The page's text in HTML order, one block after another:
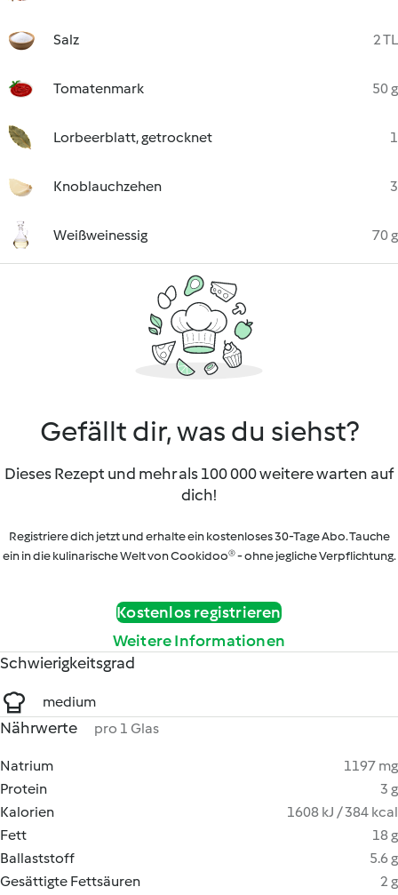
Salz 2 TL
Tomatenmark 50 g
Lorbeerblatt, getrocknet 1
Knoblauchzehen 3
Weißweinessig 70 g
Gefällt dir, was du siehst?
Dieses Rezept und mehr als 100 000 weitere warten auf
dich!
Registriere dich jetzt und erhalte ein kostenloses 30-Tage Abo. Tauche
ein in die kulinarische Welt von Cookidoo® - ohne jegliche Verpflichtung.
Kostenlos registrieren
Weitere Informationen
Schwierigkeitsgrad
medium
Nährwerte pro 1 Glas
Natrium
1197 mg
Protein
3 g
Kalorien
1608 kJ / 384 kcal
Fett
18 g
Ballaststoff
5.6 g
Gesättigte Fettsäuren
2 g